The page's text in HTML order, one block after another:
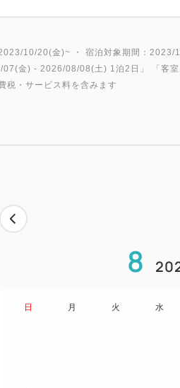
10/20(金)~ ・ 宿泊対象期間：2023/
07(金) - 2026/08/08(土) 1泊2日 」 「 客
税・サービス料を含みます
8
日 月 火 水